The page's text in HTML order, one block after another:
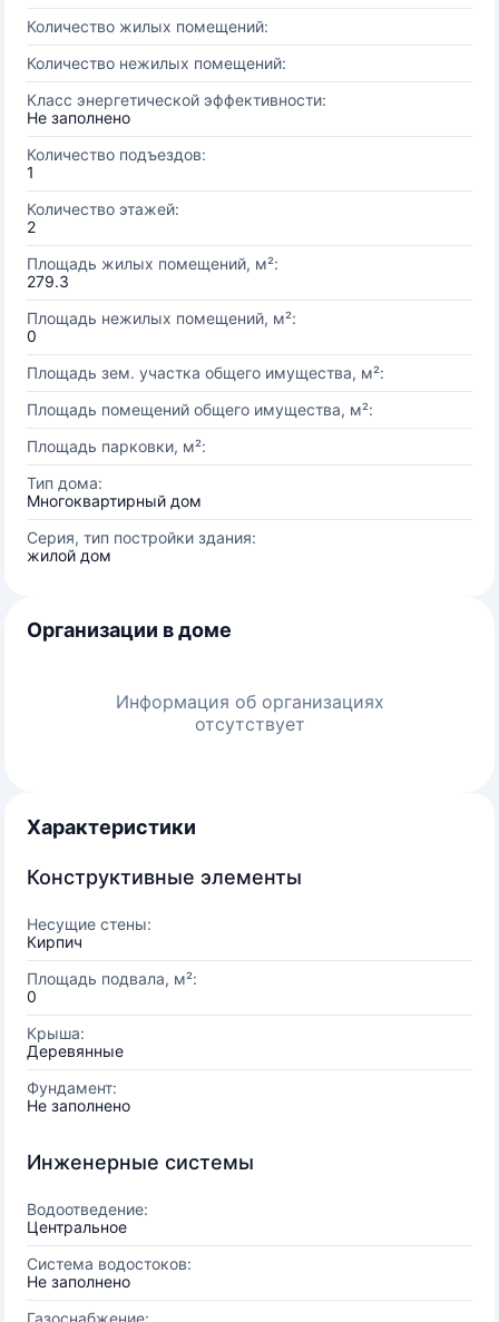
Количество жилых помещений:
Количество нежилых помещений:
Класс энергетической эффективности:
Не заполнено
Количество подъездов:
1
Количество этажей:
2
Площадь жилых помещений, м²:
279.3
Площадь нежилых помещений, м²:
0
Площадь зем. участка общего имущества, м²:
Площадь помещений общего имущества, м²:
Площадь парковки, м²:
Тип дома:
Многоквартирный дом
Серия, тип постройки здания:
жилой дом
Организации в доме
Информация об организациях
отсутствует
Характеристики
Конструктивные элементы
Несущие стены:
Кирпич
Площадь подвала, м²:
0
Крыша:
Деревянные
Фундамент:
Не заполнено
Инженерные системы
Водоотведение:
Центральное
Система водостоков:
Не заполнено
Газоснабжение: